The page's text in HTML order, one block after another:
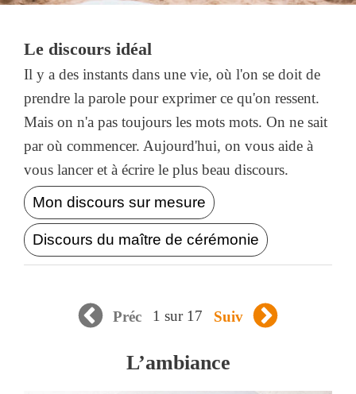
Le discours idéal
Il y a des instants dans une vie, où l'on se doit de
prendre la parole pour exprimer ce qu'on ressent.
Mais on n'a pas toujours les mots mots. On ne sait
par où commencer. Aujourd'hui, on vous aide à
vous lancer et à écrire le plus beau discours.
Mon discours sur mesure
Discours du maître de cérémonie
Préc 1 sur 17 Suiv
L’ambiance